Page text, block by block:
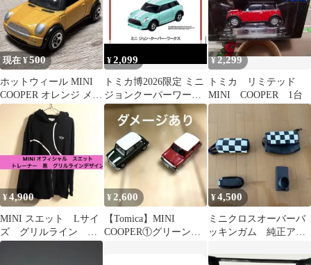
現在 ¥500
ホットウィール MINI
COOPER オレンジ メタ
ルシャーシ ベーシック
¥2,099
トミカ博2026限定 ミニ
ジョンクーパーワーク
ス
¥2,299
トミカ リミテッド
MINI COOPER 1台
¥4,900
MINI スエット Lサイ
ズ グリルライン
黒 パーカー
¥2,600
【Tomica】MINI
COOPER①グリーン
¥4,500
ミニクロスオーバーバ
ッキンガム 純正アク
とめ売り